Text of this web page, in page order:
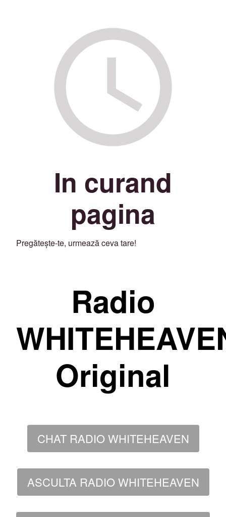
In curand
pagina
Pregătește-te, urmează ceva tare!
Radio
Original
CHAT RADIO WHITEHEAVEN
ASCULTA RADIO WHITEHEAVEN